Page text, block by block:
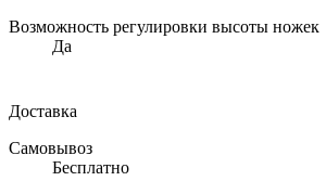
Возможность регулировки высоты ножек
Да
Доставка
Самовывоз
Бесплатно